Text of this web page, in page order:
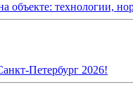
объекте: технологии,
Петербург 2026!